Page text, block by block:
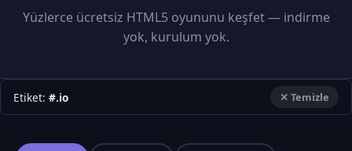
Yüzlerce ücretsiz HTML5 oyununu keşfet — indirme
yok, kurulum yok.
Etiket: #.io ✕ Temizle